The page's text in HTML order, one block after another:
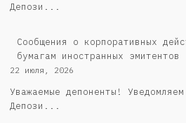
Депози...
Сообщения о корпоративных
бумагам иностранных эмитентов
22 июля, 2026
Уважаемые депоненты!
Депози...